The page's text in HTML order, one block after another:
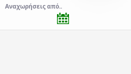
Αναχωρήσεις από..